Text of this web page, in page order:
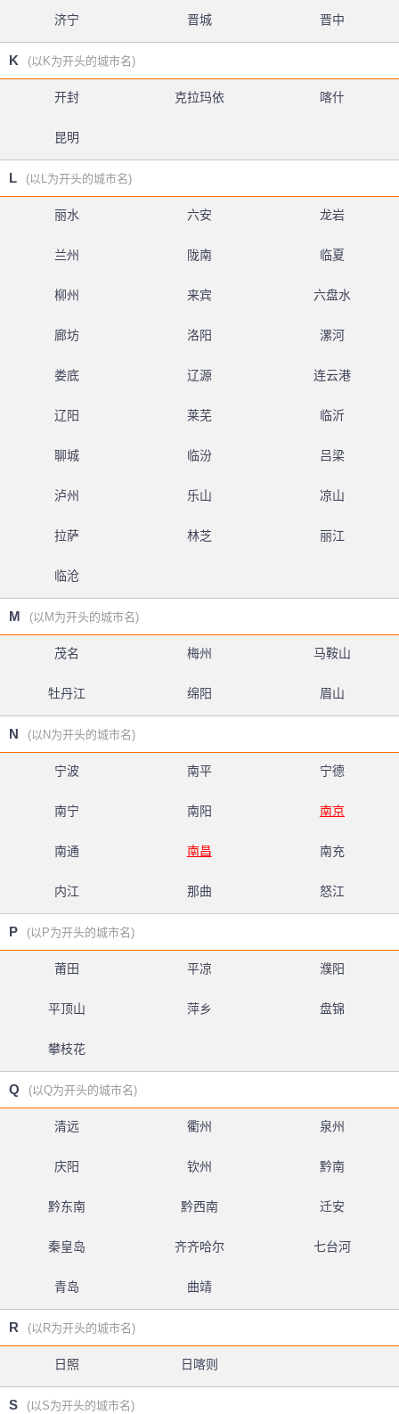
济宁 晋城 晋中
K (以K为开头的城市名)
开封 克拉玛依 喀什
昆明
L (以L为开头的城市名)
丽水 六安 龙岩
兰州 陇南 临夏
柳州 来宾 六盘水
廊坊 洛阳 漯河
娄底 辽源 连云港
辽阳 莱芜 临沂
聊城 临汾 吕梁
泸州 乐山 凉山
拉萨 林芝 丽江
临沧
M (以M为开头的城市名)
茂名 梅州 马鞍山
牡丹江 绵阳 眉山
N (以N为开头的城市名)
宁波 南平 宁德
南宁 南阳 南京
南通 南昌 南充
内江 那曲 怒江
P (以P为开头的城市名)
莆田 平凉 濮阳
平顶山 萍乡 盘锦
攀枝花
Q (以Q为开头的城市名)
清远 衢州 泉州
庆阳 钦州 黔南
黔东南 黔西南 迁安
秦皇岛 齐齐哈尔 七台河
青岛 曲靖
R (以R为开头的城市名)
日照 日喀则
S (以S为开头的城市名)